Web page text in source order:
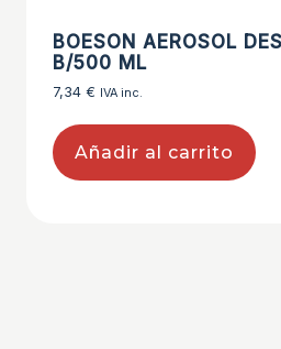
BOESON AEROSOL
B/500 ML
7,34 € IVA inc.
Añadir al carrito